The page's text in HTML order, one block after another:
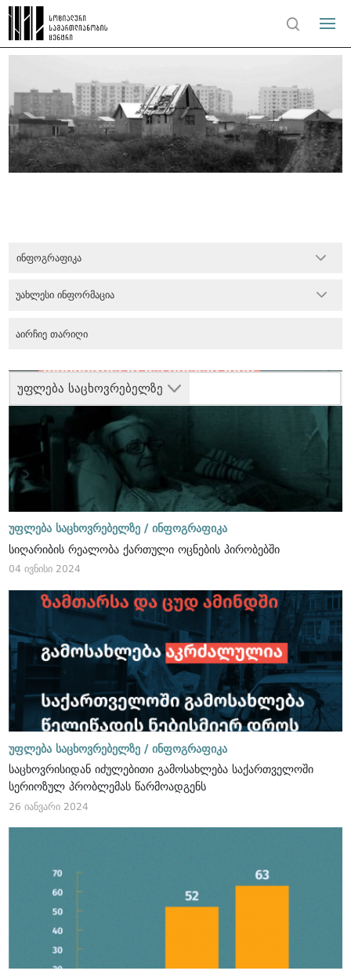
ინფოგრაფიკა
უფლება საცხოვრებელზე
უახლესი ინფორმაცია
უფლება საცხოვრებელზე / ინფოგრაფიკა
სიღარიბის რეალობა ქართული ოცნების პირობებში
04 ივნისი 2024
უფლება საცხოვრებელზე / ინფოგრაფიკა
საცხოვრისიდან იძულებითი გამოსახლება საქართველოში
სერიოზულ პრობლემას წარმოადგენს
26 იანვარი 2024